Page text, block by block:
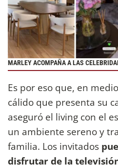
MARLEY ACOMPAÑA A LAS
Es por eso que, en
cálido que presenta su
aseguró el living con el
un ambiente sereno y
familia. Los invitados
disfrutar de la